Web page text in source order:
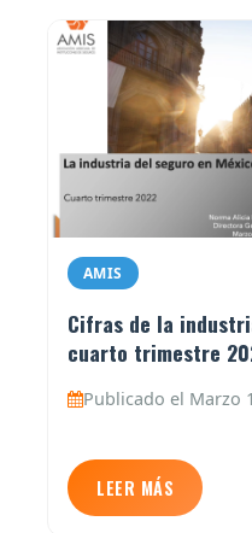
AMIS
Cifras de la
cuarto trimestre
Publicado el Marzo
LEER MÁS